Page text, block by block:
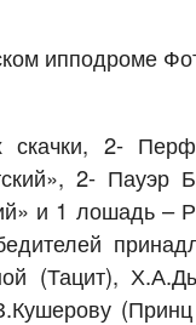
ипподроме
скачки, 2-
2- Пауэр
и 1 лошадь –
(Тацит),